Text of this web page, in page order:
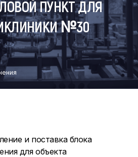
ПУНКТ ДЛЯ
№30
и поставка блока
для объекта